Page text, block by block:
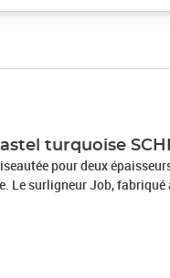
turquoise
pour deux
Le surligneur Job, fabriqué
surligneur à avoir
recyclé. L'encre est bio-
et fax qui offre une